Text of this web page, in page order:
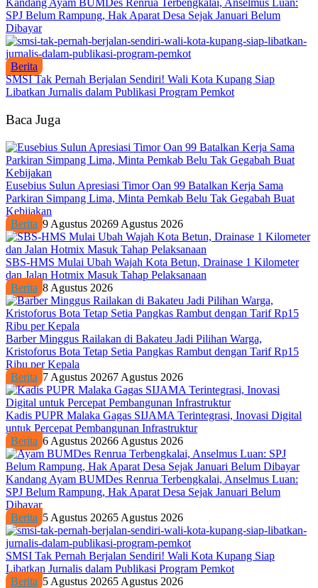
Kandang Ayam BUMDes Renrua Terbengkalai, Anselmus Luan:
SPJ Belum Rampung, Hak Aparat Desa Sejak Januari Belum
Dibayar
Berita
SMSI Tak Pernah Berjalan Sendiri! Wali Kota Kupang Siap
Libatkan Jurnalis dalam Publikasi Program Pemkot
Baca Juga
Eusebius Sulun Apresiasi Timor Oan 99 Batalkan Kerja Sama
Parkiran Simpang Lima, Minta Pemkab Belu Tak Gegabah Buat
Kebijakan
Berita 9 Agustus 20269 Agustus 2026
SBS-HMS Mulai Ubah Wajah Kota Betun, Drainase 1 Kilometer
dan Jalan Hotmix Masuk Tahap Pelaksanaan
Berita 8 Agustus 2026
Barber Minggus Railakan di Bakateu Jadi Pilihan Warga,
Kristoforus Bota Tetap Setia Pangkas Rambut dengan Tarif Rp15
Ribu per Kepala
Berita 7 Agustus 20267 Agustus 2026
Kadis PUPR Malaka Gagas SIJAMA Terintegrasi, Inovasi Digital
untuk Percepat Pembangunan Infrastruktur
Berita 6 Agustus 20266 Agustus 2026
Kandang Ayam BUMDes Renrua Terbengkalai, Anselmus Luan:
SPJ Belum Rampung, Hak Aparat Desa Sejak Januari Belum
Dibayar
Berita 5 Agustus 20265 Agustus 2026
SMSI Tak Pernah Berjalan Sendiri! Wali Kota Kupang Siap
Libatkan Jurnalis dalam Publikasi Program Pemkot
Berita 5 Agustus 20265 Agustus 2026